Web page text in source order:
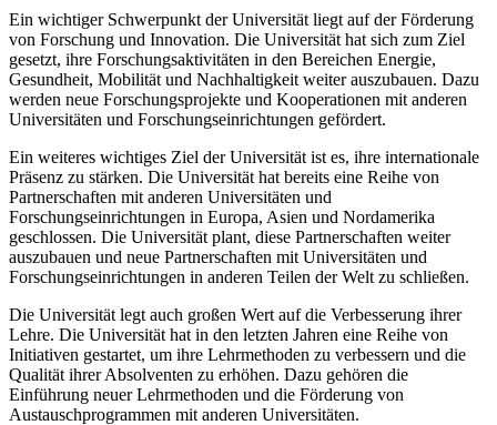
Ein wichtiger Schwerpunkt der Universität liegt auf der Förderung
von Forschung und Innovation. Die Universität hat sich zum Ziel
gesetzt, ihre Forschungsaktivitäten in den Bereichen Energie,
Gesundheit, Mobilität und Nachhaltigkeit weiter auszubauen. Dazu
werden neue Forschungsprojekte und Kooperationen mit anderen
Universitäten und Forschungseinrichtungen gefördert.
Ein weiteres wichtiges Ziel der Universität ist es, ihre internationale
Präsenz zu stärken. Die Universität hat bereits eine Reihe von
Partnerschaften mit anderen Universitäten und
Forschungseinrichtungen in Europa, Asien und Nordamerika
geschlossen. Die Universität plant, diese Partnerschaften weiter
auszubauen und neue Partnerschaften mit Universitäten und
Forschungseinrichtungen in anderen Teilen der Welt zu schließen.
Die Universität legt auch großen Wert auf die Verbesserung ihrer
Lehre. Die Universität hat in den letzten Jahren eine Reihe von
Initiativen gestartet, um ihre Lehrmethoden zu verbessern und die
Qualität ihrer Absolventen zu erhöhen. Dazu gehören die
Einführung neuer Lehrmethoden und die Förderung von
Austauschprogrammen mit anderen Universitäten.